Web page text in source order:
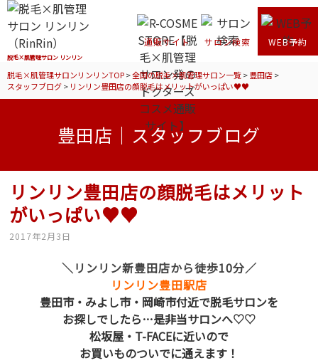
脱毛×肌管理サロン リンリン
通販サイト サロン検索 WEB予約
脱毛×肌管理サロンリンリンTOP>全国の脱毛×肌管理サロン一覧>豊田店>
スタッフブログ> リンリン豊田店の顔脱毛はメリットがいっぱい♥♥
豊田店｜スタッフブログ
リンリン豊田店の顔脱毛はメリット
がいっぱい♥♥
2017年2月3日
＼リンリン新豊田店から徒歩10分／
リンリン豊田駅店
豊田市・みよし市・岡崎市付近で脱毛サロンを
お探しでしたら…是非当サロンへ♡♡
松坂屋・T-FACEに近いので
お買いものついでに通えます！